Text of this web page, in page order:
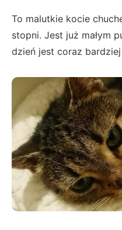
To malutkie kocie
stopni. Jest już małym
dzień jest coraz bardziej